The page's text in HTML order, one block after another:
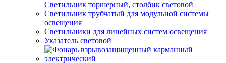
Светильник торшерный, столбик световой
Светильник трубчатый для модульной системы
освещения
Светильники для линейных систем освещения
Указатель световой